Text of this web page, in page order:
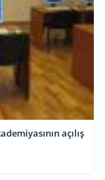
açılış